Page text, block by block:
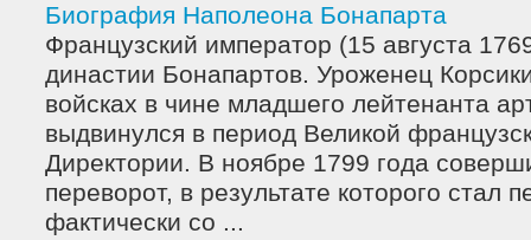
Биография Наполеона Бонапарта
Французский император (15 августа
династии Бонапартов. Уроженец
войсках в чине младшего лейтенанта
выдвинулся в период Великой
Директории. В ноябре 1799 года
переворот, в результате которого стал
фактически со ...